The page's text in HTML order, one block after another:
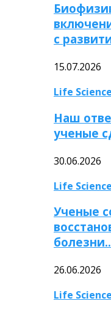
с
15.07.2026
Life Science
Наш
ученые
30.06.2026
Life Science
Ученые
26.06.2026
Life Science